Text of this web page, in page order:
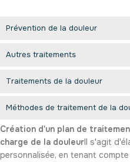
Prévention de la douleur
Autres traitements
Traitements de la douleur
Méthodes de traitement de la
Création d'un plan de
charge de la douleurIl s'agit
personnalisée, en tenant